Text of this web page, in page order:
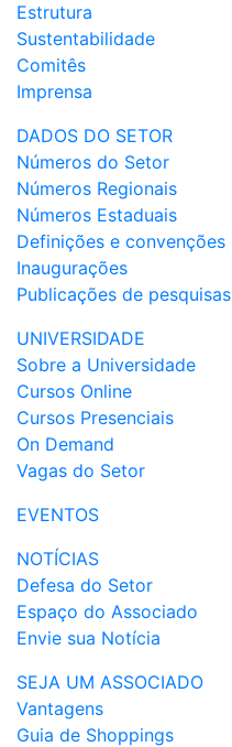
Estrutura
Sustentabilidade
Comitês
Imprensa
DADOS DO SETOR
Números do Setor
Números Regionais
Números Estaduais
Definições e convenções
Inaugurações
Publicações de pesquisas
UNIVERSIDADE
Sobre a Universidade
Cursos Online
Cursos Presenciais
On Demand
Vagas do Setor
EVENTOS
NOTÍCIAS
Defesa do Setor
Espaço do Associado
Envie sua Notícia
SEJA UM ASSOCIADO
Vantagens
Guia de Shoppings